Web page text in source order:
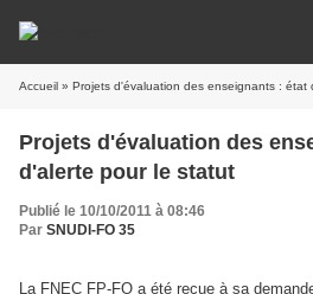
Accueil » Projets d'évaluation des enseignants : état
Projets d'évaluation des
d'alerte pour le statut
Publié le 10/10/2011 à 08:46
Par SNUDI-FO 35
La FNEC FP-FO a été reçue à sa